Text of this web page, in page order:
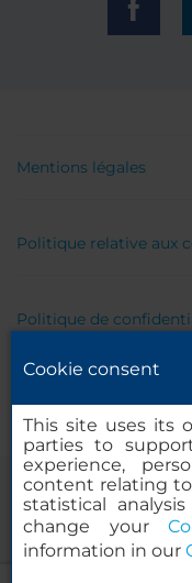
Mentions légales
Politique relative aux
Politique de
Cookie consent
This site uses its
parties to
experience,
content relating
statistical
change your
information in our